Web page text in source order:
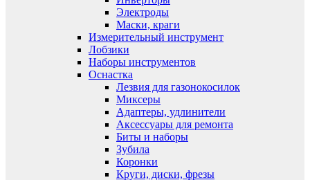
Электроды
Маски, краги
Измерительный инструмент
Лобзики
Наборы инструментов
Оснастка
Лезвия для газонокосилок
Миксеры
Адаптеры, удлинители
Аксессуары для ремонта
Биты и наборы
Зубила
Коронки
Круги, диски, фрезы